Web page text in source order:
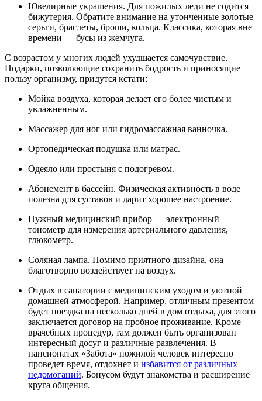
Ювелирные украшения. Для пожилых леди не годится
бижутерия. Обратите внимание на утонченные золотые
серьги, браслеты, броши, кольца. Классика, которая вне
времени — бусы из жемчуга.
С возрастом у многих людей ухудшается самочувствие.
Подарки, позволяющие сохранить бодрость и приносящие
пользу организму, придутся кстати:
Мойка воздуха, которая делает его более чистым и
увлажненным.
Массажер для ног или гидромассажная ванночка.
Ортопедическая подушка или матрас.
Одеяло или простыня с подогревом.
Абонемент в бассейн. Физическая активность в воде
полезна для суставов и дарит хорошее настроение.
Нужный медицинский прибор — электронный
тонометр для измерения артериального давления,
глюкометр.
Соляная лампа. Помимо приятного дизайна, она
благотворно воздействует на воздух.
Отдых в санатории с медицинским уходом и уютной
домашней атмосферой. Например, отличным презентом
будет поездка на несколько дней в дом отдыха, для этого
заключается договор на пробное проживание. Кроме
врачебных процедур, там должен быть организован
интересный досуг и различные развлечения. В
пансионатах «Забота» пожилой человек интересно
проведет время, отдохнет и избавится от различных
недомоганий. Бонусом будут знакомства и расширение
круга общения.